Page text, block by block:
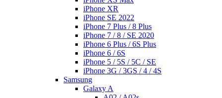
iPhone XR
iPhone SE 2022
iPhone 7 Plus / 8 Plus
iPhone 7 / 8 / SE 2020
iPhone 6 Plus / 6S Plus
iPhone 6 / 6S
iPhone 5 / 5S / 5C / SE
iPhone 3G / 3GS / 4 / 4S
Samsung
Galaxy A